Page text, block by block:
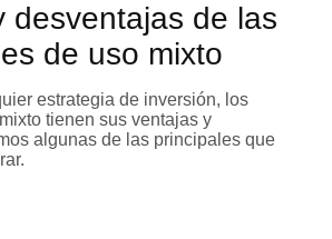
desventajas de las
de uso mixto
estrategia de inversión, los
tienen sus ventajas y
algunas de las principales que